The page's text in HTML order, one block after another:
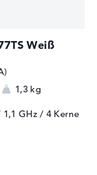
Weiß
1,3 kg
GHz/ 4 Kerne